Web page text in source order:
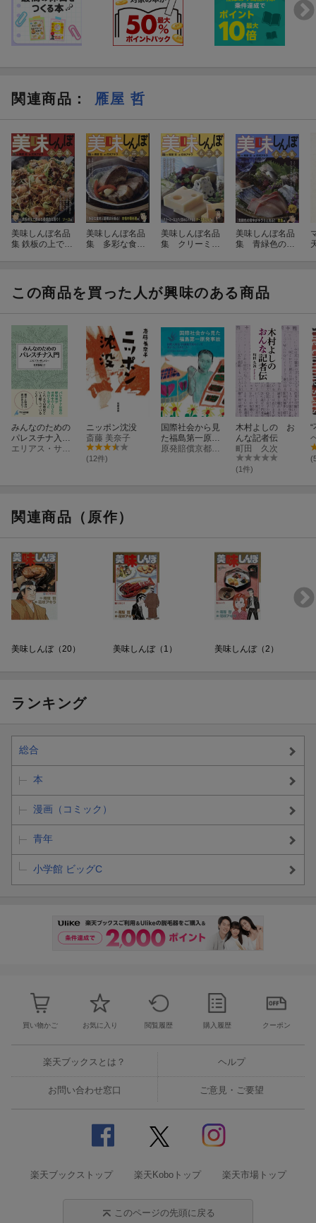
関連商品 ： 雁屋 哲
美味しんぼ名品
集 鉄板の上で跳
美味しんぼ名品
集 多彩な食材
美味しんぼ名品
集 クリーミー
美味しんぼ名品
集 青緑色の背
この商品を買った人が興味のある商品
みんなのための
パレスチナ入門
（1104）
エリアス・サンバー
ニッポン沈没
斎藤 美奈子
(12件)
国際社会から見
た福島第一原発
事故
原発賠償京都訴訟原告団
木村よしの お
んな記者伝
町田 久次
(1件)
関連商品（原作）
美味しんぼ（20） 美味しんぼ（1） 美味しんぼ（2）
ランキング
総合
本
漫画（コミック）
青年
小学館 ビッグC
買い物かご お気に入り 閲覧履歴 購入履歴 クーポン
楽天ブックスとは？ ヘルプ
お問い合わせ窓口 ご意見・ご要望
楽天ブックストップ 楽天Koboトップ 楽天市場トップ
このページの先頭に戻る